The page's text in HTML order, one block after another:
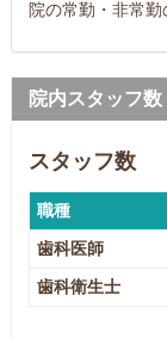
院の常勤・非常勤
院内スタッフ数
スタッフ数
職種
歯科医師
歯科衛生士